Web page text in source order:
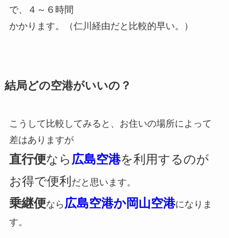
で、４～６時間
かかります。（仁川経由だと比較的早い。）
結局どの空港がいいの？
こうして比較してみると、お住いの場所によって
差はありますが
直行便なら広島空港を利用するのが
お得で便利 だと思います。
乗継便なら 広島空港か岡山空港になりま
す。